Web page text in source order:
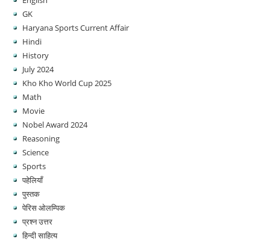
GK
Haryana Sports Current Affair
Hindi
History
July 2024
Kho Kho World Cup 2025
Math
Movie
Nobel Award 2024
Reasoning
Science
Sports
पहेलियाँ
पुस्तक
पेरिस ओलम्पिक
प्रश्न उत्तर
हिन्दी साहित्य